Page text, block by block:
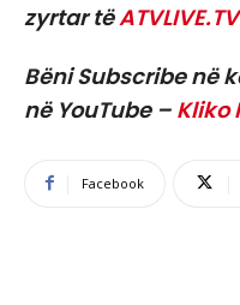
zyrtar tëATVLIVE.TV
Bëni Subscribe në
në YouTube – Kliko
Facebook